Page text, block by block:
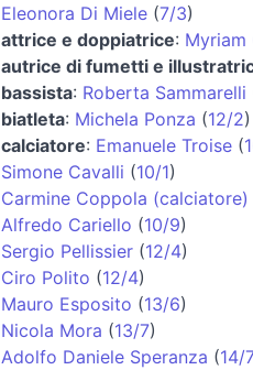
Eleonora Di Miele (7/3)
attrice e doppiatrice: Myriam
autrice di fumetti e
bassista: Roberta Sammarelli
biatleta: Michela Ponza (12/2)
calciatore: Emanuele Troise (
Simone Cavalli (10/1)
Carmine Coppola (calciatore)
Alfredo Cariello (10/9)
Sergio Pellissier (12/4)
Ciro Polito (12/4)
Mauro Esposito (13/6)
Nicola Mora (13/7)
Adolfo Daniele Speranza (14/